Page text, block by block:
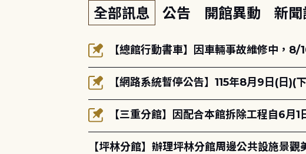
全部訊息 公告 開館異動 新聞
【總館行動書車】因車輛事故維修中，
【網路系統暫停公告】115年8月9日(日)(
【三重分館】因配合本館拆除工程自6月
【坪林分館】辦理坪林分館周邊公共設施景